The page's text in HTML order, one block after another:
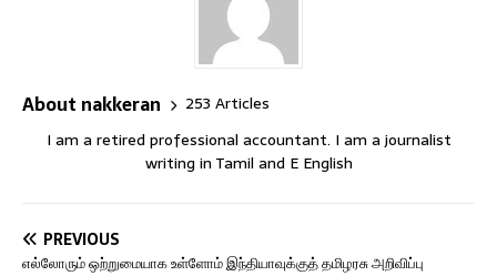
About nakkeran
253 Articles
I am a retired professional accountant. I am a journalist
writing in Tamil and E English
PREVIOUS
எல்லோரும் ஒற்றுமையாக உள்ளோம் இந்தியாவுக்குத் தமிழரசு அறிவிப்பு